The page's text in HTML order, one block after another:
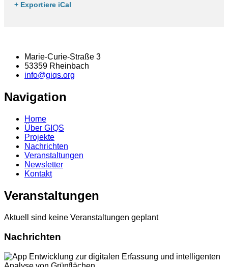
+ Exportiere iCal
Marie-Curie-Straße 3
53359 Rheinbach
info@giqs.org
Navigation
Home
Über GIQS
Projekte
Nachrichten
Veranstaltungen
Newsletter
Kontakt
Veranstaltungen
Aktuell sind keine Veranstaltungen geplant
Nachrichten